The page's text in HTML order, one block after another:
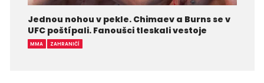
Jednou nohou v pekle. Chimaev a Burns se v
UFC poštípali. Fanoušci tleskali vestoje
MMA ZAHRANIČÍ